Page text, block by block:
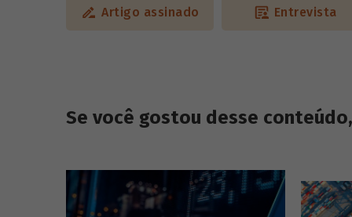
Artigo assinado Entrevista
Se você gostou desse